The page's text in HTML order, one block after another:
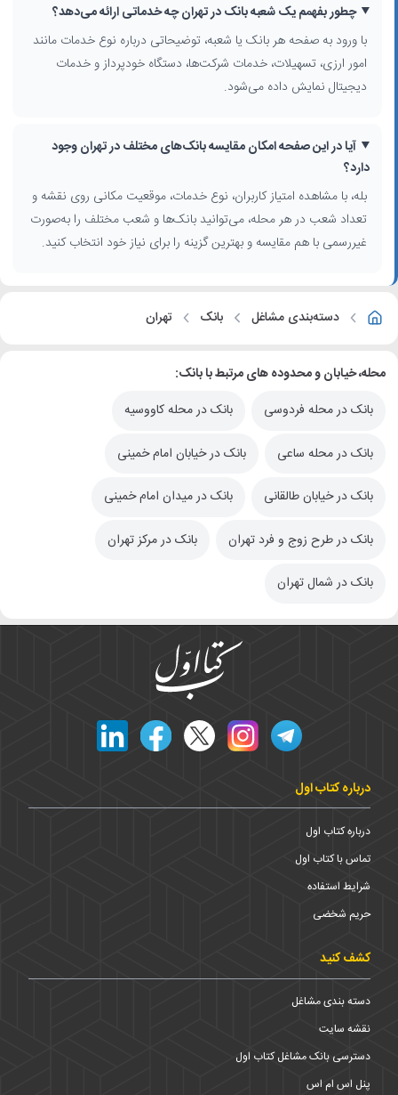
خدمات ارزی، مشاوره وام، افتتاح حساب برای اشخاص حقیقی و حقوقی،
درگاه‌های پرداخت و خدمات دیجیتال) ارائه می‌شود. همچنین در برخی
موارد، نقد و بررسی و امتیاز کاربران درباره کیفیت خدمات، سرعت پاسخ‌گویی
و رفتار کارکنان شعب درج شده است تا بتوانید بانک‌های مختلف را بهتر
مقایسه کنید.
برای انتخاب بهترین
بانک در تهران
بهتر است به چند عامل مهم توجه کنید:
نزدیکی شعبه به محل کار یا سکونت، تنوع خدمات (ارزی، تسهیلات، خدمات
آنلاین)، تعداد شعب در سطح شهر، وجود خودپرداز و دستگاه‌های خدمات
غیرحضوری، و البته تجربه سایر مشتریان. استفاده از فهرست کاملآدرس
بانک‌های تهراندر این صفحه، به همراه نمایش روی نقشه و امکان فیلتر
چطور بفهمم یک شعبه بانک در تهران چه خدماتی ارائه می‌دهد؟
با ورود به صفحه هر بانک یا شعبه، توضیحاتی درباره نوع خدمات مانند
امور ارزی، تسهیلات، خدمات شرکت‌ها، دستگاه خودپرداز و خدمات
دیجیتال نمایش داده می‌شود.
آیا در این صفحه امکان مقایسه بانک‌های مختلف در تهران وجود
دارد؟
بله، با مشاهده امتیاز کاربران، نوع خدمات، موقعیت مکانی روی نقشه و
تعداد شعب در هر محله، می‌توانید بانک‌ها و شعب مختلف را به‌صورت
غیررسمی با هم مقایسه و بهترین گزینه را برای نیاز خود انتخاب کنید.
دسته‌بندی مشاغل بانک تهران
محله، خیابان و محدوده های مرتبط با بانک:
بانک در محله فردوسی
بانک در محله کاووسیه
بانک در محله ساعی بانک در خیابان امام خمینی
بانک در خیابان طالقانی بانک در میدان امام خمینی
بانک در طرح زوج و فرد تهران بانک در مرکز تهران
بانک در شمال تهران
درباره کتاب اول
درباره کتاب اول
تماس با کتاب اول
شرایط استفاده
حریم شخضی
کشف کنید
دسته بندی مشاغل
نقشه سایت
دسترسی بانک مشاغل کتاب اول
پنل اس ام اس